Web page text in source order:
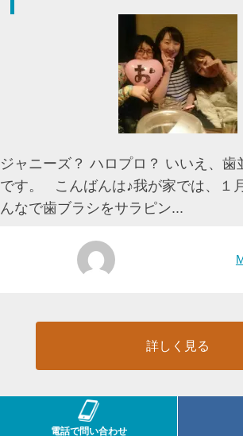
ジャニーズ？ ハロプロ？ いいえ、歯
です。 こんばんは♪我が家では、１
んなで歯ブラシをサラピン...
詳しく見る
電話で問い合わせ